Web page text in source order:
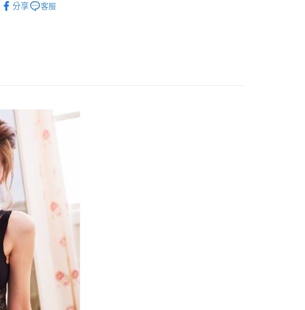
每筆NT$70，滿NT$799(含以上)免運費
7-11取貨付款
每筆NT$70，滿NT$798(含以上)免運費
付款後7-11取貨
每筆NT$70，滿NT$799(含以上)免運費
宅配
每筆NT$70，滿NT$799(含以上)免運費
離島宅配
每筆NT$100
貨到付款
每筆NT$110，滿NT$1,000(含以上)免運費
分享 客服